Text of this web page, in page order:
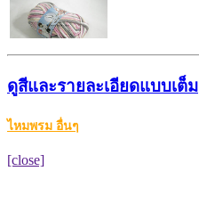
ดูสีและรายละเอียดแบบเต็ม
ไหมพรม อื่นๆ
[close]